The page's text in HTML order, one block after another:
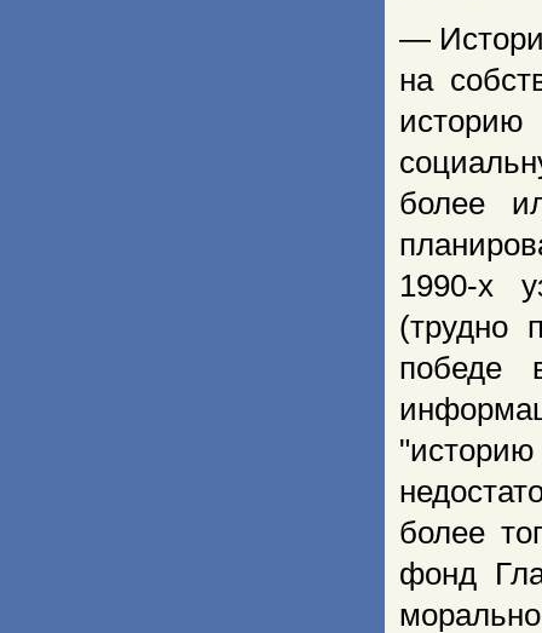
—
на
историю
более
1990-х
(трудно
победе
более
фонд